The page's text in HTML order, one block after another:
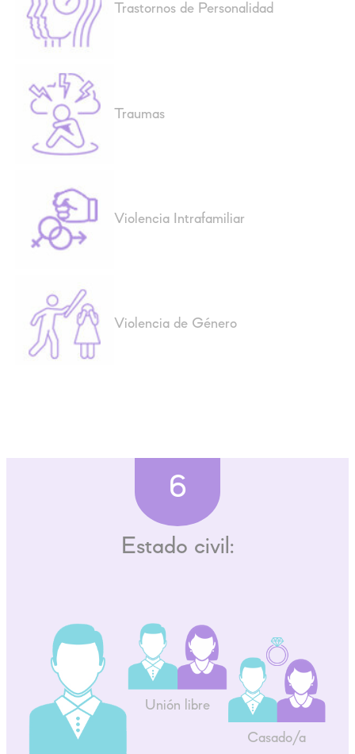
Trastornos de Personalidad
Traumas
Violencia Intrafamiliar
Violencia de Género
6
Estado civil:
Unión libre
Casado/a